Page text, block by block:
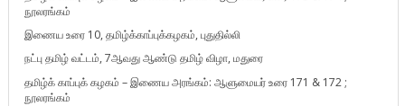
நூலரங்கம்
இணைய உரை 10, தமிழ்க்காப்புக்கழகம், புதுதில்லி
நட்பு தமிழ் வட்டம், 7ஆவது ஆண்டு தமிழ் விழா, மதுரை
தமிழ்க் காப்புக் கழகம் – இணைய அரங்கம்: ஆளுமையர் உரை 171 & 172 ;
நூலரங்கம்